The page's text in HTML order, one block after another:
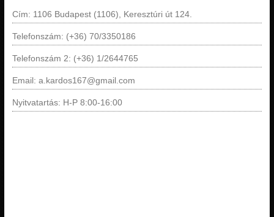
Cím: 1106 Budapest (1106), Keresztúri út 124.
Telefonszám: (+36) 70/3350186
Telefonszám 2: (+36) 1/2644765
Email: a.kardos167@gmail.com
Nyitvatartás: H-P 8:00-16:00